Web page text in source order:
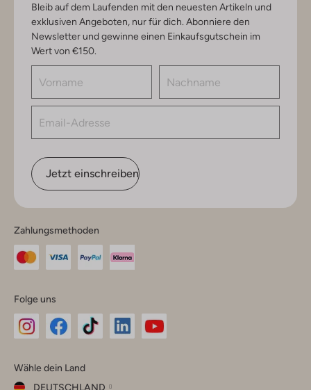
Bleib auf dem Laufenden mit den neuesten Artikeln und
exklusiven Angeboten, nur für dich. Abonniere den
Newsletter und gewinne einen Einkaufsgutschein im
Wert von €150.
Jetzt einschreiben
Zahlungsmethoden
Folge uns
Instagram
Facebook
TikTok
Wähle dein Land
DEUTSCHLAND